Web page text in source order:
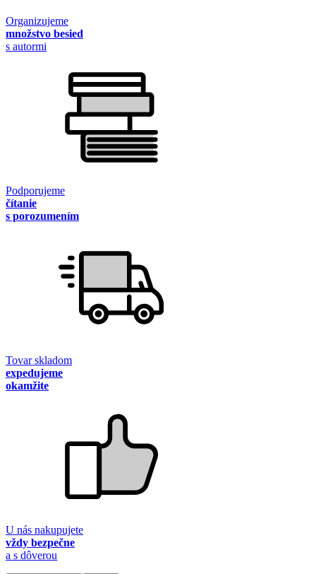
Organizujeme
množstvo besied
s autormi
Podporujeme
čítanie
s porozumením
Tovar skladom
expedujeme
okamžite
U nás nakupujete
vždy bezpečne
a s dôverou